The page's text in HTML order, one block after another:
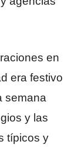
en
era festivo
semana
y las
típicos y